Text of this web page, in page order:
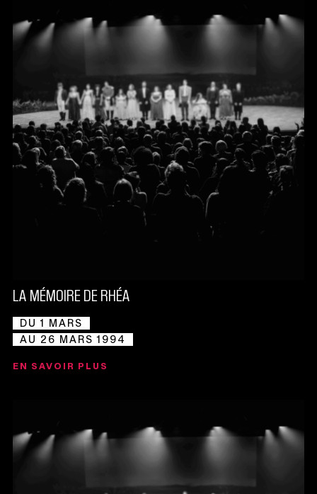
LA MÉMOIRE DE RHÉA
DU 1 MARS
AU 26 MARS 1994
EN SAVOIR PLUS